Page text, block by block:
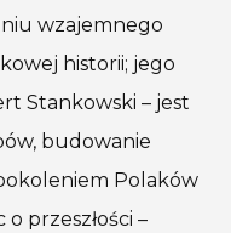
wzajemnego
historii; jego
Stankowski – jest
budowanie
Polaków
przeszłości –